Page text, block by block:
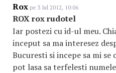
Rox pe 3 Iul 2012, 10:06
ROX rox rudotel
Iar postezi cu id-ul meu.
inceput sa ma interesez
Bucuresti si incepe sa mi
pot lasa sa terfelesti